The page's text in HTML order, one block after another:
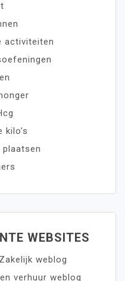
activiteiten
kilo’s
WEBSITES
weblog
verhuur weblog